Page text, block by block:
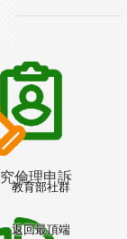
倫理申訴
教育部社群
返回最頂端